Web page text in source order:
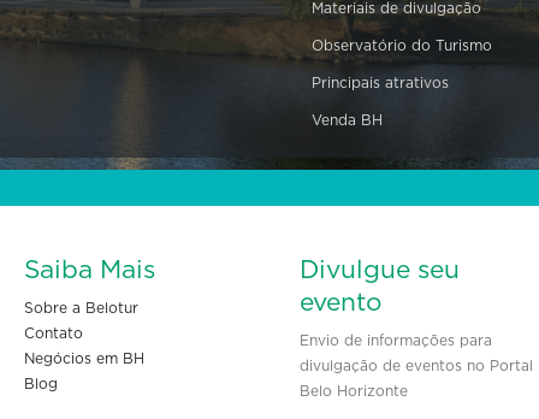
Materiais de divulgação
Observatório do Turismo
Principais atrativos
Venda BH
Saiba Mais
Sobre a Belotur
Contato
Negócios em BH
Blog
Divulgue seu
evento
Envio de informações para
divulgação de eventos no Portal
Belo Horizonte